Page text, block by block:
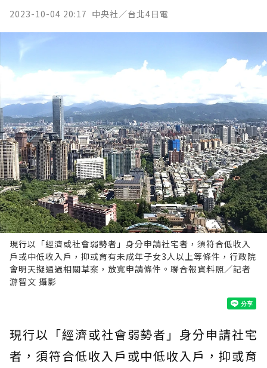
2023-10-04 20:17 中央社／台北4日電
現行以「經濟或社會弱勢者」身分申請社宅者，須符合低收入
戶或中低收入戶，抑或育有未成年子女3人以上等條件，行政院
會明天擬通過相關草案，放寬申請條件。聯合報資料照／記者
游智文 攝影
現行以「經濟或社會弱勢者」身分申請社宅
者，須符合低收入戶或中低收入戶，抑或育